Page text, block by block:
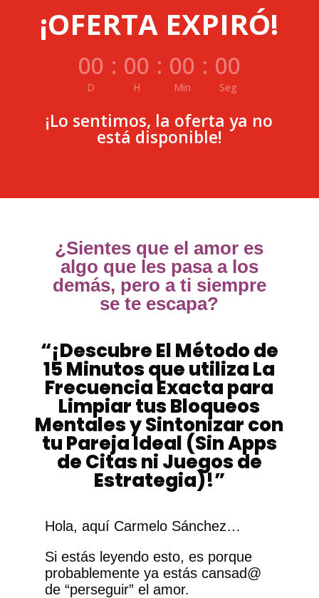
¡OFERTA EXPIRÓ!
00
D
: 00
H
: 00
Min
: 00
Seg
¡Lo sentimos, la oferta ya no
está disponible!
¿Sientes que el amor es
algo que les pasa a los
demás, pero a ti siempre
se te escapa?
“¡Descubre El Método de
15 Minutos que utiliza La
Frecuencia Exacta para
Limpiar tus Bloqueos
Mentales y Sintonizar con
tu Pareja Ideal (Sin Apps
de Citas ni Juegos de
Estrategia)!”
Hola, aquí Carmelo Sánchez…
Si estás leyendo esto, es porque
probablemente ya estás cansad@
de “perseguir” el amor.